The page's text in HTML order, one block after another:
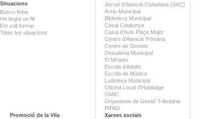
Situacions
Busco feina
He tingut un fill
Em vull formar
Totes les situacions
Servei d'Atenció Ciutadana (SAC)
Arxiu Municipal
Biblioteca Municipal
Casal Catalunya
Casal d'Avis Plaça Major
Centre d'Atenció Primària
Centre de Serveis
Deixalleria Municipal
El Mirador
Escola d'Adults
Escola de Música
Ludoteca Municipal
Oficina Local d'Habitatge
OMIC
Organisme de Gestió Tributària
PIPAD
Promoció de la Vila
Xarxes socials